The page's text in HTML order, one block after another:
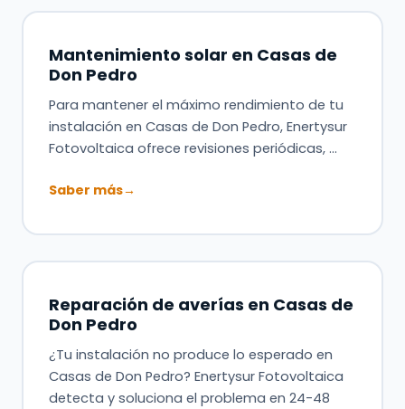
Mantenimiento solar en Casas de
Don Pedro
Para mantener el máximo rendimiento de tu
instalación en Casas de Don Pedro, Enertysur
Fotovoltaica ofrece revisiones periódicas, …
Saber más→
Reparación de averías en Casas de
Don Pedro
¿Tu instalación no produce lo esperado en
Casas de Don Pedro? Enertysur Fotovoltaica
detecta y soluciona el problema en 24-48